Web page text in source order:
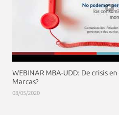
WEBINAR MBA-UDD: De crisis
Marcas?
08/05/2020